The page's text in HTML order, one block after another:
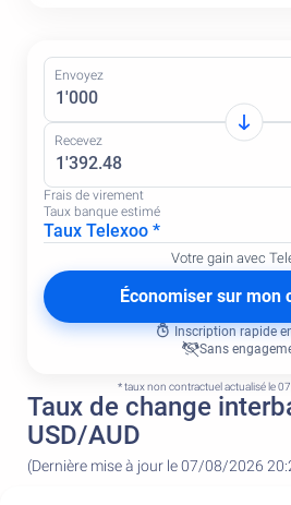
Envoyez
Recevez
Frais de virement
Taux banque estimé
Taux Telexoo *
Votre gain avec
Économiser sur mon
Inscription rapide
Sans
* taux non contractuel actualisé le
Taux de change
USD/AUD
(Dernière mise à jour le 07/08/2026